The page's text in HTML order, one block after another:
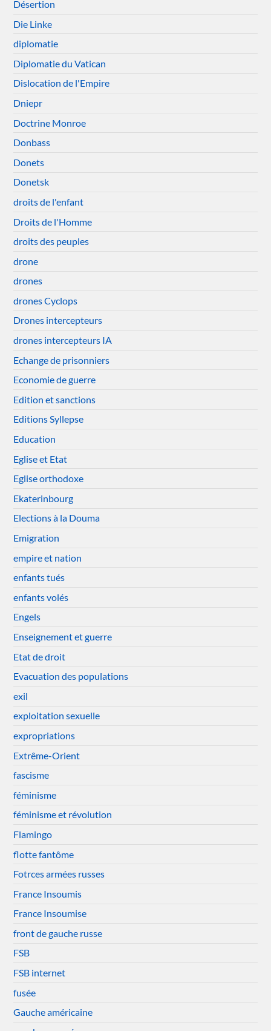
Désertion
Die Linke
diplomatie
Diplomatie du Vatican
Dislocation de l'Empire
Dniepr
Doctrine Monroe
Donbass
Donets
Donetsk
droits de l'enfant
Droits de l'Homme
droits des peuples
drone
drones
drones Cyclops
Drones intercepteurs
drones intercepteurs IA
Echange de prisonniers
Economie de guerre
Edition et sanctions
Editions Syllepse
Education
Eglise et Etat
Eglise orthodoxe
Ekaterinbourg
Elections à la Douma
Emigration
empire et nation
enfants tués
enfants volés
Engels
Enseignement et guerre
Etat de droit
Evacuation des populations
exil
exploitation sexuelle
expropriations
Extrême-Orient
fascisme
féminisme
féminisme et révolution
Flamingo
flotte fantôme
Fotrces armées russes
France Insoumis
France Insoumise
front de gauche russe
FSB
FSB internet
fusée
Gauche américaine